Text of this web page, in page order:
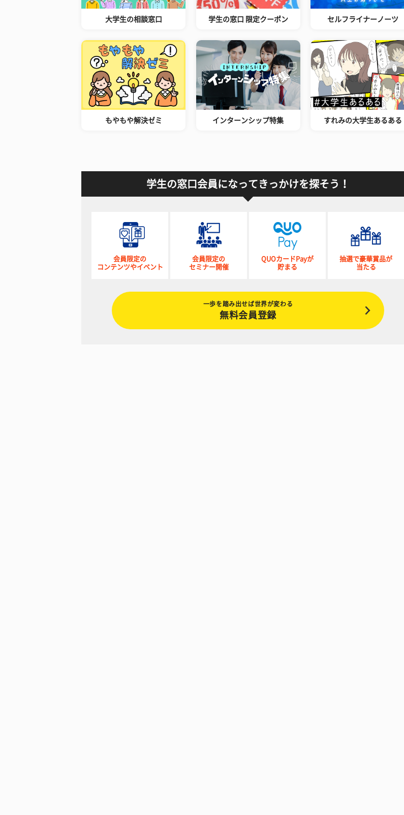
大学生の相談窓口 学生の窓口 限定クーポン セルフライナーノーツ
もやもや解決ゼミ インターンシップ特集 すれみの大学生あるある
学生の窓口会員になってきっかけを探そう！
会員限定の
コンテンツやイベント
会員限定の
セミナー開催
QUOカードPayが
貯まる
抽選で豪華賞品が
当たる
一歩を踏み出せば世界が変わる
無料会員登録